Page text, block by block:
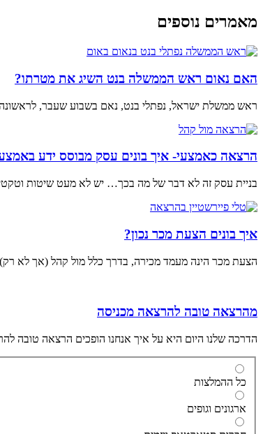
מאמרים נוספים
האם נאום ראש הממשלה בנט השיג את מטרתו?
ראש ממשלת ישראל, נפתלי בנט, נאם בשבוע שעבר,
הרצאה כאמצעי- איך בונים עסק מבוסס ידע
בניית עסק זה לא דבר של מה בכך… יש לא מעט שיטות
איך בונים הצעת מכר נכון?
הצעת מכר הינה מעמד מכירה, בדרך כלל מול קהל (אך לא רק)
מהרצאה טובה להרצאה מכניסה
הדרכה שלנו היום היא על איך אנחנו הופכים הרצאה טובה
כל ההמלצות
ארגונים וגופים